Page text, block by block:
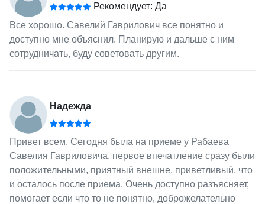
Рекомендует: Да
Все хорошо. Савелий Гаврилович все понятно и
доступно мне объяснил. Планирую и дальше с ним
сотрудничать, буду советовать другим.
Надежда
Привет всем. Сегодня была на приеме у Рабаева
Савелия Гавриловича, первое впечатление сразу были
положительными, приятный внешне, приветливый, что
и осталось после приема. Очень доступно разъясняет,
помогает если что то не понятно, доброжелательно